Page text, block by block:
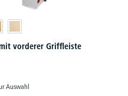
vorderer Griffleiste
Auswahl